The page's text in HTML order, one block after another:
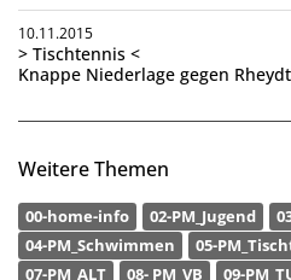
10.11.2015
> Tischtennis <
Knappe Niederlage gegen
Weitere Themen
00-home-info 02-PM_Jugend
04-PM_Schwimmen
05-
07-PM_ALT
08- PM_VB 09-